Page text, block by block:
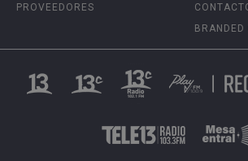
PROVEEDORES
BRANDED